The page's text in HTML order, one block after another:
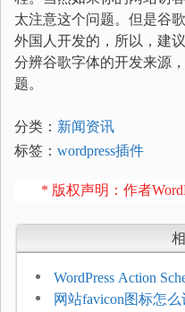
太注意这个问题。但是谷
外国人开发的，所以，建
分辨谷歌字体的开发来源
题。
分类： 新闻资讯
标签： wordpress插件
* 版权声明：作者
WordPress Action
压和订单延迟
网站favicon图标怎